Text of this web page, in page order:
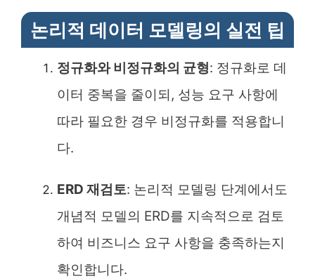
논리적 데이터 모델링의 실전 팁
정규화와 비정규화의 균형: 정규화로 데
이터 중복을 줄이되, 성능 요구 사항에
따라 필요한 경우 비정규화를 적용합니
다.
ERD 재검토: 논리적 모델링 단계에서도
개념적 모델의 ERD를 지속적으로 검토
하여 비즈니스 요구 사항을 충족하는지
확인합니다.